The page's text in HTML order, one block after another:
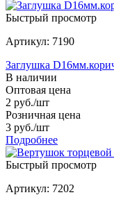
Быстрый просмотр
Артикул: 7190
Заглушка
В наличии
Оптовая цена
2 руб./шт
Розничная цена
3 руб./шт
Подробнее
Быстрый просмотр
Артикул: 7202